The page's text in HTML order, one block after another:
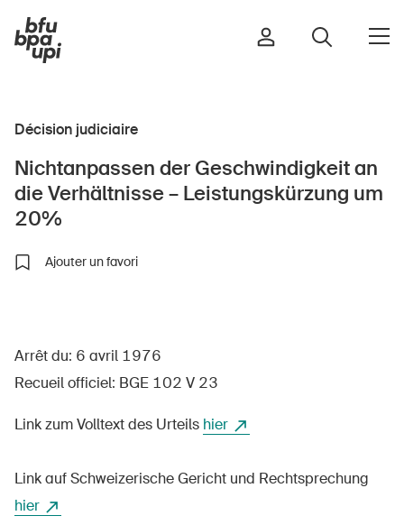
Sport et activité physique
À propos du BPA
Médias
Décision judiciaire
Nichtanpassen der Geschwindigkeit an
die Verhältnisse – Leistungskürzung um
20%
Ajouter un favori
Arrêt du: 6 avril 1976
Recueil officiel: BGE 102 V 23
Link zum Volltext des Urteils hier
Link auf Schweizerische Gericht und Rechtsprechung
hier